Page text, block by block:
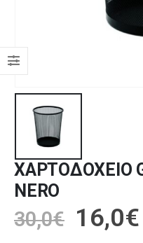
ΧΑΡΤΟΔΟΧΕΙΟ
NERO
30,0€ 16,0€